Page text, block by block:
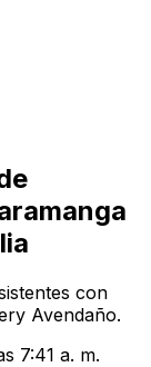
con
Avendaño.
7:41 a. m.